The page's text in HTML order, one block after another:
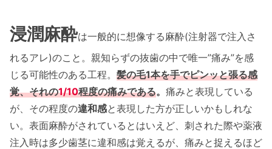
浸潤麻酔は一般的に想像する麻酔(注射器で注入さ
れるアレ)のこと。親知らずの抜歯の中で唯一”痛み”を感
じる可能性のある工程。 髪の毛1本を手でピンッと張る感
覚、それの1/10程度の痛みである。 痛みと表現している
が、その程度の違和感と表現した方が正しいかもしれな
い。表面麻酔がされているとはいえど、刺された際や薬液
注入時は多少歯茎に違和感は覚えるが、痛みと捉えるほど